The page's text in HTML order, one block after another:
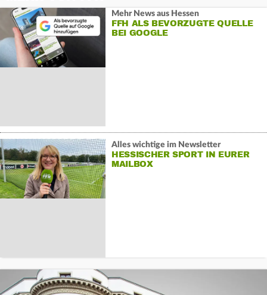
Mehr News aus Hessen
FFH ALS BEVORZUGTE QUELLE
BEI GOOGLE
Alles wichtige im Newsletter
HESSISCHER SPORT IN EURER
MAILBOX